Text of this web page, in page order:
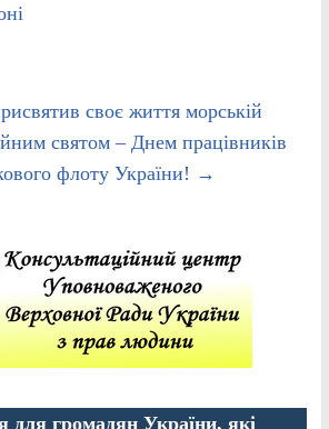
своє життя морській
святом – Днем працівників
флоту України! →
для громадян України, які